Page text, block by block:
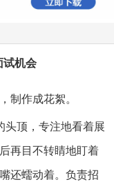
试机会
制作成花絮。
头顶，专注地看着展
再目不转睛地盯着
还蠕动着。负责招